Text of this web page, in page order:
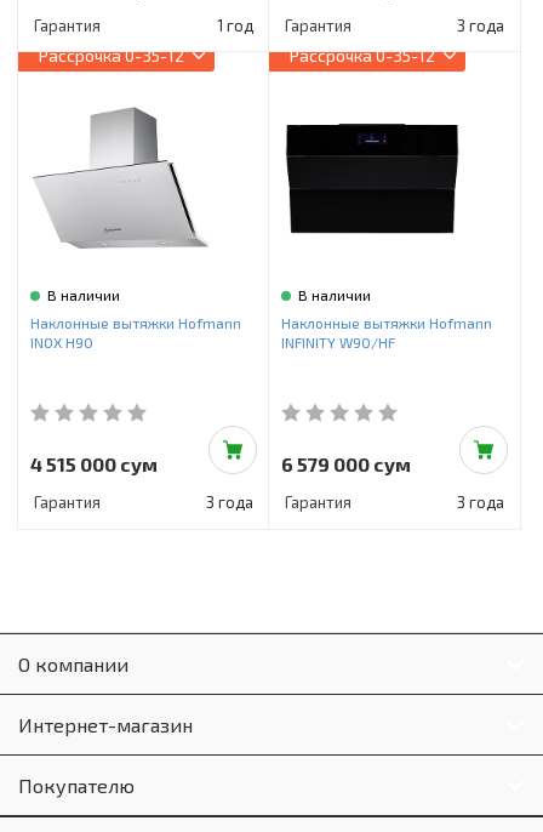
Гарантия 1 год Гарантия 3 года
Рассрочка0-35-12
В наличии
Наклонные вытяжки Hofmann
INOX H90
4 515 000 сум
Гарантия 3 года
Рассрочка0-35-12
В наличии
Наклонные вытяжки Hofmann
INFINITY W90/HF
6 579 000 сум
Гарантия 3 года
О компании
Интернет-магазин
Покупателю